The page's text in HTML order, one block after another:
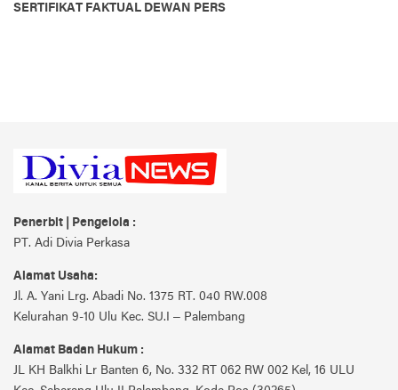
SERTIFIKAT FAKTUAL DEWAN PERS
Penerbit | Pengelola :
PT. Adi Divia Perkasa
Alamat Usaha:
Jl. A. Yani Lrg. Abadi No. 1375 RT. 040 RW.008
Kelurahan 9-10 Ulu Kec. SU.I – Palembang
Alamat Badan Hukum :
JL KH Balkhi Lr Banten 6, No. 332 RT 062 RW 002 Kel, 16 ULU